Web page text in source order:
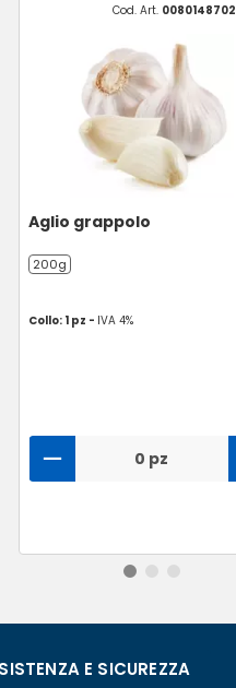
Cod. Art. 0080148702
Aglio grappolo
200g
Collo: 1 pz - IVA 4%
0 pz
E SICUREZZA